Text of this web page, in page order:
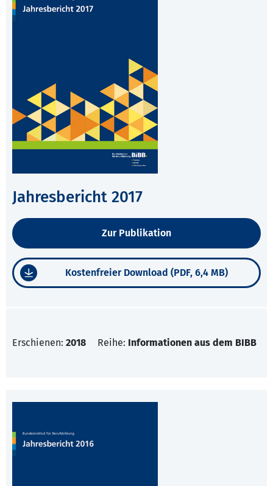
Jahresbericht 2017
Zur Publikation
Kostenfreier Download (PDF, 6,4 MB)
Erschienen: 2018 Reihe: Informationen aus dem BIBB